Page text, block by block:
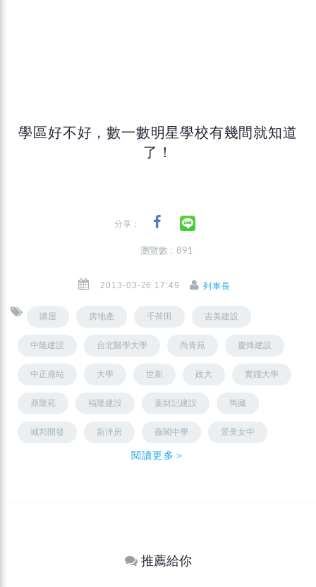
學區好不好，數一數明星學校有幾間就知道
了！
分享：
瀏覽數 : 891
2013-03-26 17:49 列車長
購屋 房地產 千荷田 吉美建設
中隆建設 台北醫學大學 尚青苑 慶烽建設
中正鼎站 大學 世新 政大 實踐大學
鼎隆苑 福隆建設 葉財記建設 雋藏
城邦開發 新洋房 薇閣中學 景美女中
閱讀更多＞
推薦給你